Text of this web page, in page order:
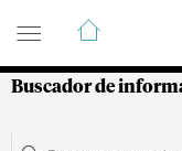
Guía de
Buscador de